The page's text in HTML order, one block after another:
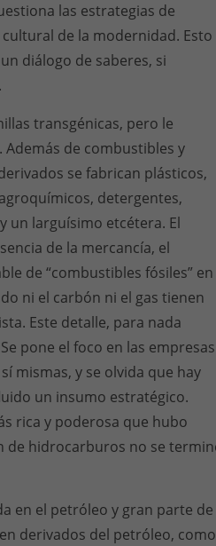
las estrategias de
de la modernidad. Esto
diálogo de saberes, si
transgénicas, pero le
de combustibles y
se fabrican plásticos,
detergentes,
un larguísimo etcétera. El
de la mercancía, el
de “combustibles fósiles” en
ni el carbón ni el gas tienen
Este detalle, para nada
pone el foco en las empresas
mismas, y se olvida que hay
un insumo estratégico.
rica y poderosa que hubo
de hidrocarburos no se
en el petróleo y gran parte de
derivados del petróleo, como